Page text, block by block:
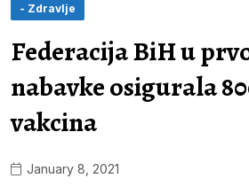
- Zdravlje
Federacija BiH u
nabavke osigurala
vakcina
January 8, 2021